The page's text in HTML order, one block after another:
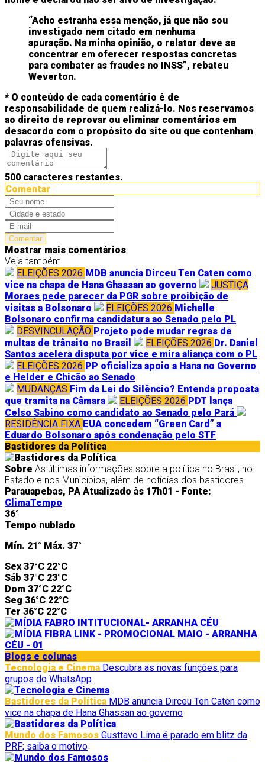
“Acho estranha essa menção, já que não sou
investigado nem citado em nenhuma
apuração. Na minha opinião, o relator deve se
concentrar em oferecer respostas concretas
para combater as fraudes no INSS”, rebateu
Weverton.
* O conteúdo de cada comentário é de
responsabilidade de quem realizá-lo. Nos reservamos
ao direito de reprovar ou eliminar comentários em
desacordo com o propósito do site ou que contenham
palavras ofensivas.
500 caracteres restantes.
Comentar
Comentar
Mostrar mais comentários
Veja também
ELEIÇÕES 2026 MDB anuncia Dirceu Ten Caten como
vice na chapa de Hana Ghassan ao governo
JUSTIÇA
Moraes pede parecer da PGR sobre proibição de
visitas a Bolsonaro
ELEIÇÕES 2026 Michelle
Bolsonaro confirma candidatura ao Senado pelo PL
DESVINCULAÇÃO Projeto pode mudar regras de
multas de trânsito no Brasil
ELEIÇÕES 2026 Dr. Daniel
Santos acelera disputa por vice e mira aliança com o PL
ELEIÇÕES 2026 PP oficializa apoio a Hana no Governo
e Helder e Chicão ao Senado
MUDANÇAS Fim da Lei do Silêncio? Entenda proposta
que tramita na Câmara
ELEIÇÕES 2026 PDT lança
Celso Sabino como candidato ao Senado pelo Pará
RESIDÊNCIA FIXA EUA concedem “Green Card” a
Eduardo Bolsonaro após condenação pelo STF
Bastidores da Política
Sobre As últimas informações sobre a política no Brasil, no
Estado e nos Municípios, além de notícias dos bastidores.
Parauapebas, PA Atualizado às 17h01 - Fonte:
ClimaTempo
36°
Tempo nublado
Mín. 21° Máx. 37°
Sex 37°C 22°C
Sáb 37°C 23°C
Dom 37°C 22°C
Seg 36°C 22°C
Ter 36°C 22°C
Blogs e colunas
Tecnologia e Cinema Descubra as novas funções para
grupos do WhatsApp
Bastidores da Política MDB anuncia Dirceu Ten Caten como
vice na chapa de Hana Ghassan ao governo
Mundo dos Famosos Gusttavo Lima é parado em blitz da
PRF; saiba o motivo